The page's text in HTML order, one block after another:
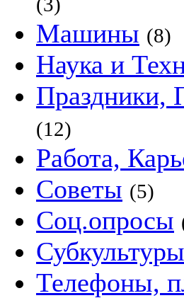
Машины (8)
Наука и
Праздники,
(12)
Работа,
Советы (5)
Соц.опросы
Субкультуры
Телефоны,